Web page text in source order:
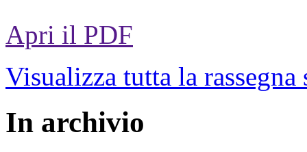
Apri il PDF
Visualizza tutta la rassegna
In archivio